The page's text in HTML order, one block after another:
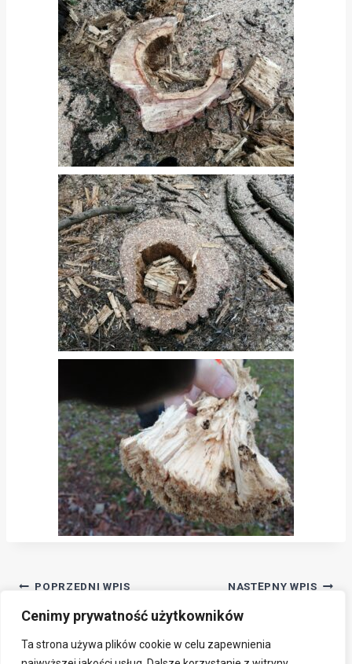
Cenimy prywatność użytkowników
Ta strona używa plików cookie w celu zapewnienia
Nawigacja
wpisu
POPRZEDNI WPIS
Odpady komunalne –
NASTĘPNY WPIS
Informacje związane z